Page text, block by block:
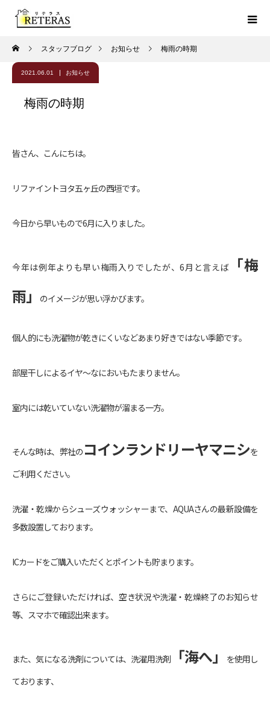
スタッフブログ お知らせ 梅雨の時期
2021.06.01 お知らせ
梅雨の時期
皆さん、こんにちは。
リファイントヨタ五ヶ丘の西垣です。
今日から早いもので6月に入りました。
今年は例年よりも早い梅雨入りでしたが、6月と言えば
「梅
雨」
のイメージが思い浮かびます。
個人的にも洗濯物が乾きにくいなどあまり好きではない季節です。
部屋干しによるイヤ～なにおいもたまりません。
室内には乾いていない洗濯物が溜まる一方。
そんな時は、弊社のコインランドリーヤマニシを
ご利用ください。
洗濯・乾燥からシューズウォッシャーまで、AQUAさんの最新設備を
多数設置しております。
ICカードをご購入いただくとポイントも貯まります。
さらにご登録いただければ、空き状況や洗濯・乾燥終了のお知らせ
等、スマホで確認出来ます。
また、気になる洗剤については、洗濯用洗剤「海へ」
を使用し
ております、